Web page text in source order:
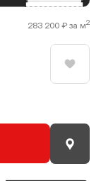
283 200 ₽ за м2